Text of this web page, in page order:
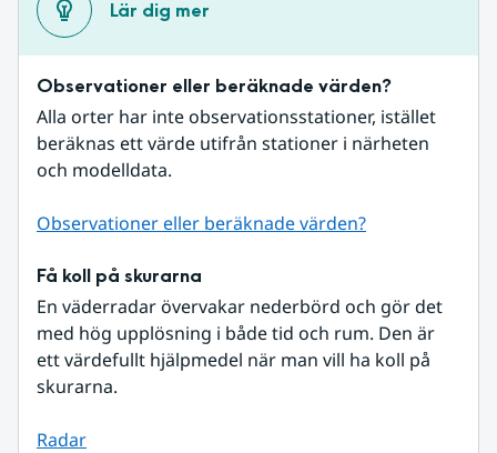
Lär dig mer
Observationer eller beräknade värden?
Alla orter har inte observationsstationer, istället
beräknas ett värde utifrån stationer i närheten
och modelldata.
Observationer eller beräknade värden?
Få koll på skurarna
En väderradar övervakar nederbörd och gör det
med hög upplösning i både tid och rum. Den är
ett värdefullt hjälpmedel när man vill ha koll på
skurarna.
Radar